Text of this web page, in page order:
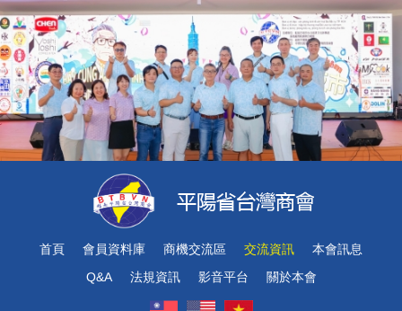
首頁 會員資料庫 商機交流區 交流資訊
本會訊息
Q&A
法規資訊 影音平台 關於本會